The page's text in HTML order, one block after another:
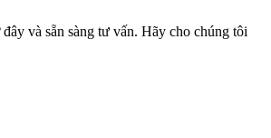
và sẵn sàng tư vấn. Hãy cho chúng tôi